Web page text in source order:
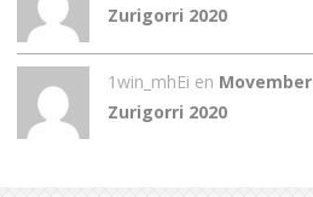
Zurigorri 2020
1win_mhEi en Movember
Zurigorri 2020